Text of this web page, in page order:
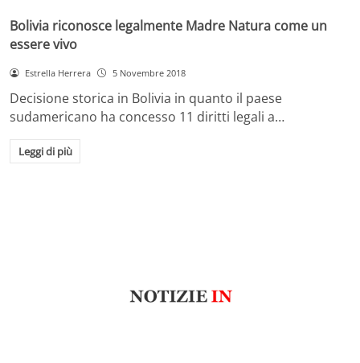
Bolivia riconosce legalmente Madre Natura come un
essere vivo
Estrella Herrera 5 Novembre 2018
Decisione storica in Bolivia in quanto il paese
sudamericano ha concesso 11 diritti legali a…
Leggi di più